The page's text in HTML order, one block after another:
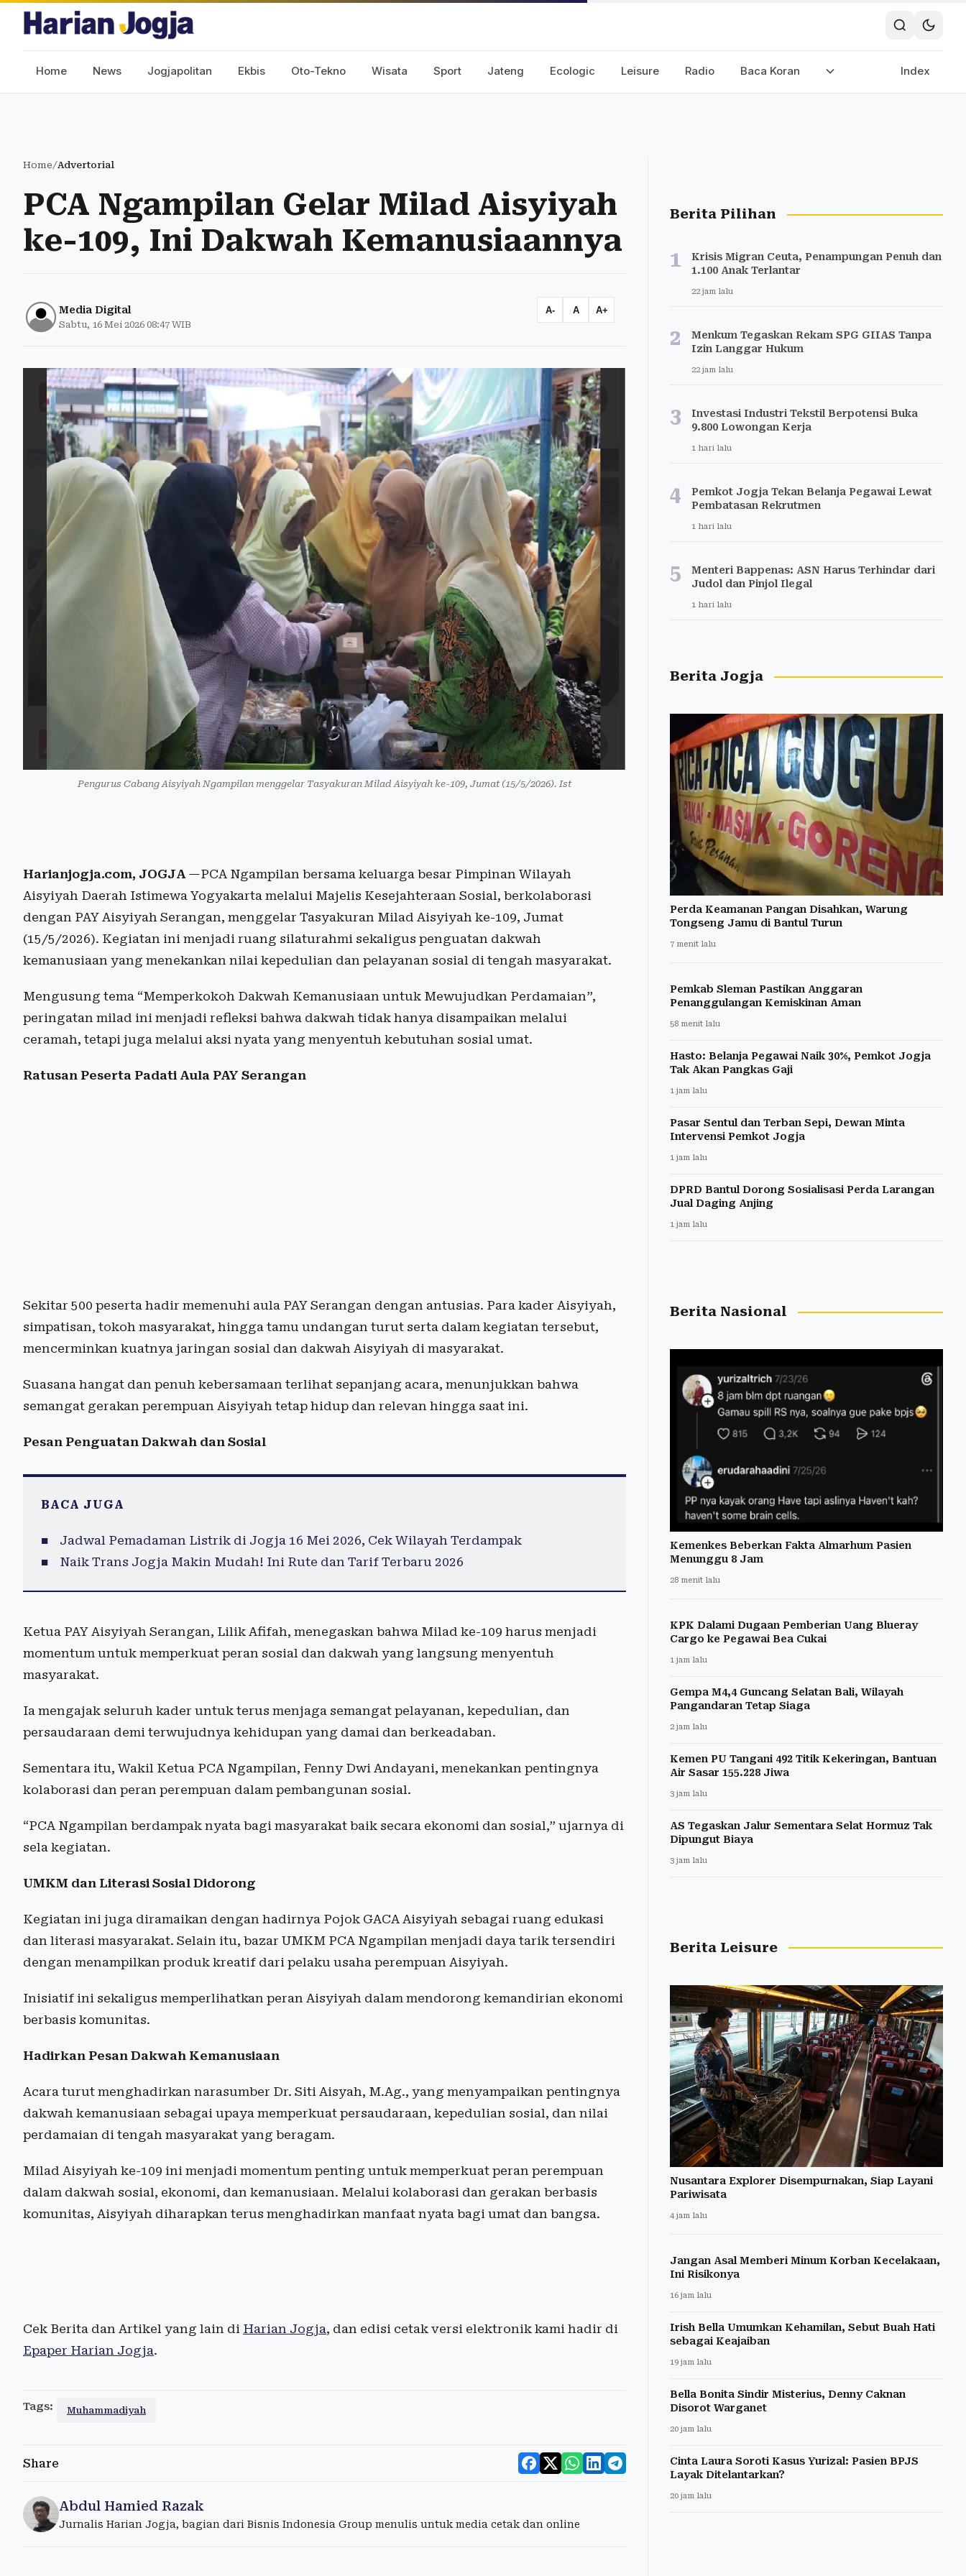
Home News Jogjapolitan Ekbis Oto-Tekno Wisata Sport Jateng Ecologic Leisure Radio Baca Koran Index
Home/Advertorial
PCA Ngampilan Gelar Milad Aisyiyah
ke-109, Ini Dakwah Kemanusiaannya
Media Digital
Sabtu, 16 Mei 2026 08:47 WIB
A- A A+
Pengurus Cabang Aisyiyah Ngampilan menggelar Tasyakuran Milad Aisyiyah ke-109, Jumat (15/5/2026). Ist
Harianjogja.com, JOGJA—PCA Ngampilan bersama keluarga besar Pimpinan Wilayah
Aisyiyah Daerah Istimewa Yogyakarta melalui Majelis Kesejahteraan Sosial, berkolaborasi
dengan PAY Aisyiyah Serangan, menggelar Tasyakuran Milad Aisyiyah ke-109, Jumat
(15/5/2026). Kegiatan ini menjadi ruang silaturahmi sekaligus penguatan dakwah
kemanusiaan yang menekankan nilai kepedulian dan pelayanan sosial di tengah masyarakat.
Mengusung tema “Memperkokoh Dakwah Kemanusiaan untuk Mewujudkan Perdamaian”,
peringatan milad ini menjadi refleksi bahwa dakwah tidak hanya disampaikan melalui
ceramah, tetapi juga melalui aksi nyata yang menyentuh kebutuhan sosial umat.
Ratusan Peserta Padati Aula PAY Serangan
Sekitar 500 peserta hadir memenuhi aula PAY Serangan dengan antusias. Para kader Aisyiyah,
simpatisan, tokoh masyarakat, hingga tamu undangan turut serta dalam kegiatan tersebut,
mencerminkan kuatnya jaringan sosial dan dakwah Aisyiyah di masyarakat.
Suasana hangat dan penuh kebersamaan terlihat sepanjang acara, menunjukkan bahwa
semangat gerakan perempuan Aisyiyah tetap hidup dan relevan hingga saat ini.
Pesan Penguatan Dakwah dan Sosial
BACA JUGA
Jadwal Pemadaman Listrik di Jogja 16 Mei 2026, Cek Wilayah Terdampak
Naik Trans Jogja Makin Mudah! Ini Rute dan Tarif Terbaru 2026
Ketua PAY Aisyiyah Serangan, Lilik Afifah, menegaskan bahwa Milad ke-109 harus menjadi
momentum untuk memperkuat peran sosial dan dakwah yang langsung menyentuh
masyarakat.
Ia mengajak seluruh kader untuk terus menjaga semangat pelayanan, kepedulian, dan
persaudaraan demi terwujudnya kehidupan yang damai dan berkeadaban.
Sementara itu, Wakil Ketua PCA Ngampilan, Fenny Dwi Andayani, menekankan pentingnya
kolaborasi dan peran perempuan dalam pembangunan sosial.
“PCA Ngampilan berdampak nyata bagi masyarakat baik secara ekonomi dan sosial,” ujarnya di
sela kegiatan.
UMKM dan Literasi Sosial Didorong
Kegiatan ini juga diramaikan dengan hadirnya Pojok GACA Aisyiyah sebagai ruang edukasi
dan literasi masyarakat. Selain itu, bazar UMKM PCA Ngampilan menjadi daya tarik tersendiri
dengan menampilkan produk kreatif dari pelaku usaha perempuan Aisyiyah.
Inisiatif ini sekaligus memperlihatkan peran Aisyiyah dalam mendorong kemandirian ekonomi
berbasis komunitas.
Hadirkan Pesan Dakwah Kemanusiaan
Acara turut menghadirkan narasumber Dr. Siti Aisyah, M.Ag., yang menyampaikan pentingnya
dakwah kemanusiaan sebagai upaya memperkuat persaudaraan, kepedulian sosial, dan nilai
perdamaian di tengah masyarakat yang beragam.
Milad Aisyiyah ke-109 ini menjadi momentum penting untuk memperkuat peran perempuan
dalam dakwah sosial, ekonomi, dan kemanusiaan. Melalui kolaborasi dan gerakan berbasis
komunitas, Aisyiyah diharapkan terus menghadirkan manfaat nyata bagi umat dan bangsa.
Cek Berita dan Artikel yang lain di Harian Jogja, dan edisi cetak versi elektronik kami hadir di
Epaper Harian Jogja.
Tags: Muhammadiyah
Share
Abdul Hamied Razak
Jurnalis Harian Jogja, bagian dari Bisnis Indonesia Group menulis untuk media cetak dan online
Berita Pilihan
1
Krisis Migran Ceuta, Penampungan Penuh dan
1.100 Anak Terlantar
22 jam lalu
2
Menkum Tegaskan Rekam SPG GIIAS Tanpa
Izin Langgar Hukum
22 jam lalu
3
Investasi Industri Tekstil Berpotensi Buka
9.800 Lowongan Kerja
1 hari lalu
4
Pemkot Jogja Tekan Belanja Pegawai Lewat
Pembatasan Rekrutmen
1 hari lalu
5
Menteri Bappenas: ASN Harus Terhindar dari
Judol dan Pinjol Ilegal
1 hari lalu
Berita Jogja
Perda Keamanan Pangan Disahkan, Warung
Tongseng Jamu di Bantul Turun
7 menit lalu
Pemkab Sleman Pastikan Anggaran
Penanggulangan Kemiskinan Aman
58 menit lalu
Hasto: Belanja Pegawai Naik 30%, Pemkot Jogja
Tak Akan Pangkas Gaji
1 jam lalu
Pasar Sentul dan Terban Sepi, Dewan Minta
Intervensi Pemkot Jogja
1 jam lalu
DPRD Bantul Dorong Sosialisasi Perda Larangan
Jual Daging Anjing
1 jam lalu
Berita Nasional
Kemenkes Beberkan Fakta Almarhum Pasien
Menunggu 8 Jam
28 menit lalu
KPK Dalami Dugaan Pemberian Uang Blueray
Cargo ke Pegawai Bea Cukai
1 jam lalu
Gempa M4,4 Guncang Selatan Bali, Wilayah
Pangandaran Tetap Siaga
2 jam lalu
Kemen PU Tangani 492 Titik Kekeringan, Bantuan
Air Sasar 155.228 Jiwa
3 jam lalu
AS Tegaskan Jalur Sementara Selat Hormuz Tak
Dipungut Biaya
3 jam lalu
Berita Leisure
Nusantara Explorer Disempurnakan, Siap Layani
Pariwisata
4 jam lalu
Jangan Asal Memberi Minum Korban Kecelakaan,
Ini Risikonya
16 jam lalu
Irish Bella Umumkan Kehamilan, Sebut Buah Hati
sebagai Keajaiban
19 jam lalu
Bella Bonita Sindir Misterius, Denny Caknan
Disorot Warganet
20 jam lalu
Cinta Laura Soroti Kasus Yurizal: Pasien BPJS
Layak Ditelantarkan?
20 jam lalu